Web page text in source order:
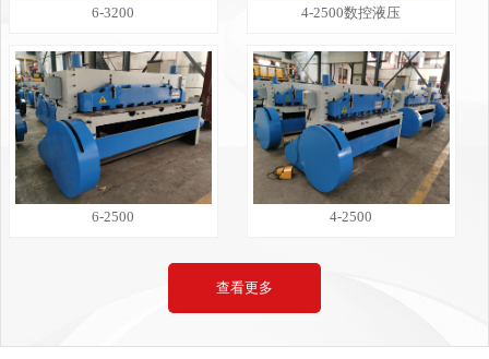
6-3200 4-2500数控液压
6-2500 4-2500
查看更多